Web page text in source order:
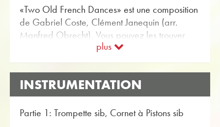
«Two Old French Dances» est une composition
de Gabriel Coste, Clément Janequin (arr.
Manfred Obrecht). Vous pouvez les trouver
dans la boutique en ligne Obrasso Partitions
pour quatuor de cuivres avec l'article no. 5417
disponible. La partition est classée dans
Niveau de difficulté B / C (facile à moyen).
Plus musique classique pour quatuor de cuivres
peuvent être trouvés en utilisant la fonction de
plus
INSTRUMENTATION
Partie 1: Trompette sib, Cornet à Pistons sib